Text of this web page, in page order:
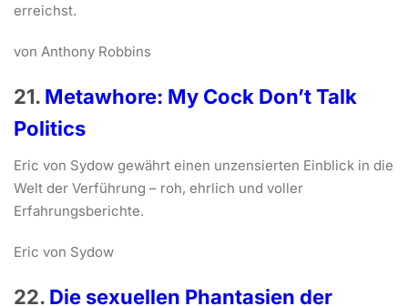
erreichst.
von Anthony Robbins
21. Metawhore: My Cock Don’t Talk
Politics
Eric von Sydow gewährt einen unzensierten Einblick in die
Welt der Verführung – roh, ehrlich und voller
Erfahrungsberichte.
Eric von Sydow
22. Die sexuellen Phantasien der